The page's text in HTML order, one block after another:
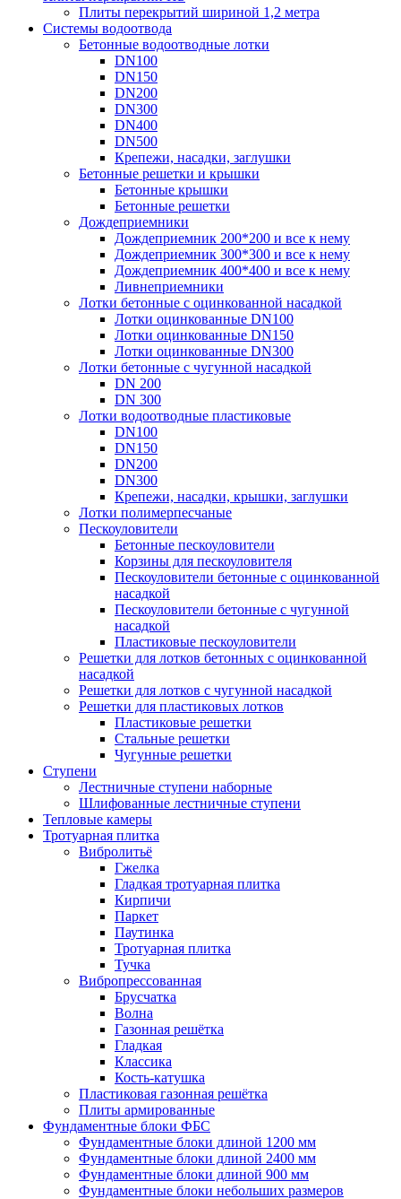
Плиты перекрытий шириной 1,2 метра
Системы водоотвода
Бетонные водоотводные лотки
DN100
DN150
DN200
DN300
DN400
DN500
Крепежи, насадки, заглушки
Бетонные решетки и крышки
Бетонные крышки
Бетонные решетки
Дождеприемники
Дождеприемник 200*200 и все к нему
Дождеприемник 300*300 и все к нему
Дождеприемник 400*400 и все к нему
Ливнеприемники
Лотки бетонные с оцинкованной насадкой
Лотки оцинкованные DN100
Лотки оцинкованные DN150
Лотки оцинкованные DN300
Лотки бетонные с чугунной насадкой
DN 200
DN 300
Лотки водоотводные пластиковые
DN100
DN150
DN200
DN300
Крепежи, насадки, крышки, заглушки
Лотки полимерпесчаные
Пескоуловители
Бетонные пескоуловители
Корзины для пескоуловителя
Пескоуловители бетонные с оцинкованной
насадкой
Пескоуловители бетонные с чугунной
насадкой
Пластиковые пескоуловители
Решетки для лотков бетонных с оцинкованной
насадкой
Решетки для лотков с чугунной насадкой
Решетки для пластиковых лотков
Пластиковые решетки
Стальные решетки
Чугунные решетки
Ступени
Лестничные ступени наборные
Шлифованные лестничные ступени
Тепловые камеры
Тротуарная плитка
Вибролитьё
Гжелка
Гладкая тротуарная плитка
Кирпичи
Паркет
Паутинка
Тротуарная плитка
Тучка
Вибропрессованная
Брусчатка
Волна
Газонная решётка
Гладкая
Классика
Кость-катушка
Пластиковая газонная решётка
Плиты армированные
Фундаментные блоки ФБС
Фундаментные блоки длиной 1200 мм
Фундаментные блоки длиной 2400 мм
Фундаментные блоки длиной 900 мм
Фундаментные блоки небольших размеров